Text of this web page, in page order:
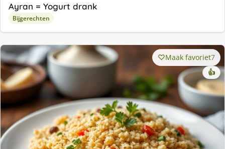
Ayran = Yogurt drank
Bijgerechten
Maak favoriet7
👍